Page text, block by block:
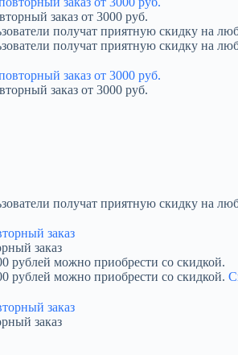
заказ от 3000 руб.
получат приятную скидку на
получат приятную скидку на
заказ от 3000 руб.
получат приятную скидку на
заказ
рублей можно приобрести со скидкой.
рублей можно приобрести со скидкой.
заказ